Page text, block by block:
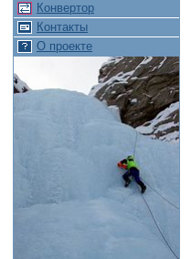
Конвертор
Контакты
О проекте